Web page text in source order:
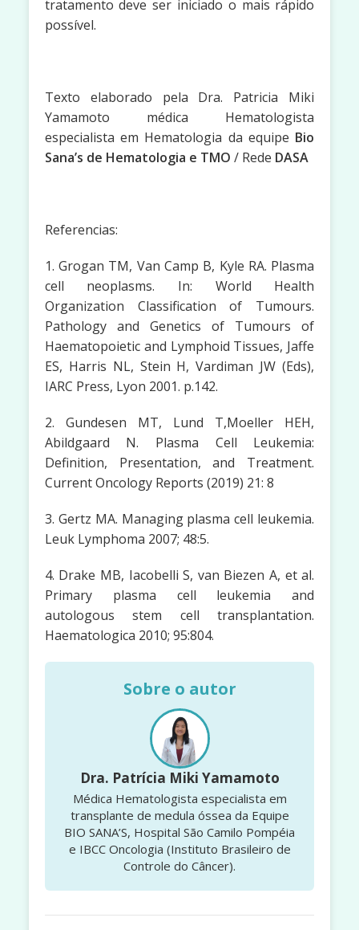
tratamento deve ser iniciado o mais rápido
possível.
Texto elaborado pela Dra. Patricia Miki
Yamamoto médica Hematologista
especialista em Hematologia da equipe Bio
Sana’s de Hematologia e TMO / Rede DASA
Referencias:
1. Grogan TM, Van Camp B, Kyle RA. Plasma
cell neoplasms. In: World Health
Organization Classification of Tumours.
Pathology and Genetics of Tumours of
Haematopoietic and Lymphoid Tissues, Jaffe
ES, Harris NL, Stein H, Vardiman JW (Eds),
IARC Press, Lyon 2001. p.142.
2. Gundesen MT, Lund T,Moeller HEH,
Abildgaard N. Plasma Cell Leukemia:
Definition, Presentation, and Treatment.
Current Oncology Reports (2019) 21: 8
3. Gertz MA. Managing plasma cell leukemia.
Leuk Lymphoma 2007; 48:5.
4. Drake MB, Iacobelli S, van Biezen A, et al.
Primary plasma cell leukemia and
autologous stem cell transplantation.
Haematologica 2010; 95:804.
Sobre o autor
Dra. Patrícia Miki Yamamoto
Médica Hematologista especialista em
transplante de medula óssea da Equipe
BIO SANA’S, Hospital São Camilo Pompéia
e IBCC Oncologia (Instituto Brasileiro de
Controle do Câncer).